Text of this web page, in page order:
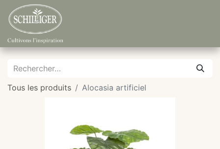
Tous les produits Alocasia artificiel